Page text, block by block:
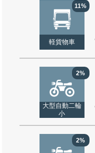
11%
軽貨物車
2%
大型自動二輪
小
2%